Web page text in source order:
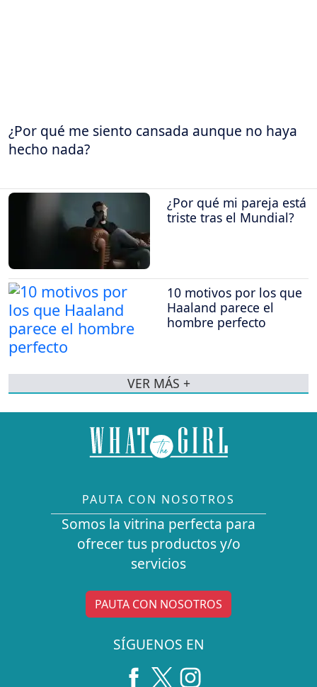
¿Por qué me siento cansada aunque no haya
hecho nada?
¿Por qué mi pareja está
triste tras el Mundial?
10 motivos por los que
Haaland parece el
hombre perfecto
VER MÁS +
PAUTA CON NOSOTROS
Somos la vitrina perfecta para
ofrecer tus productos y/o
servicios
PAUTA CON NOSOTROS
SÍGUENOS EN